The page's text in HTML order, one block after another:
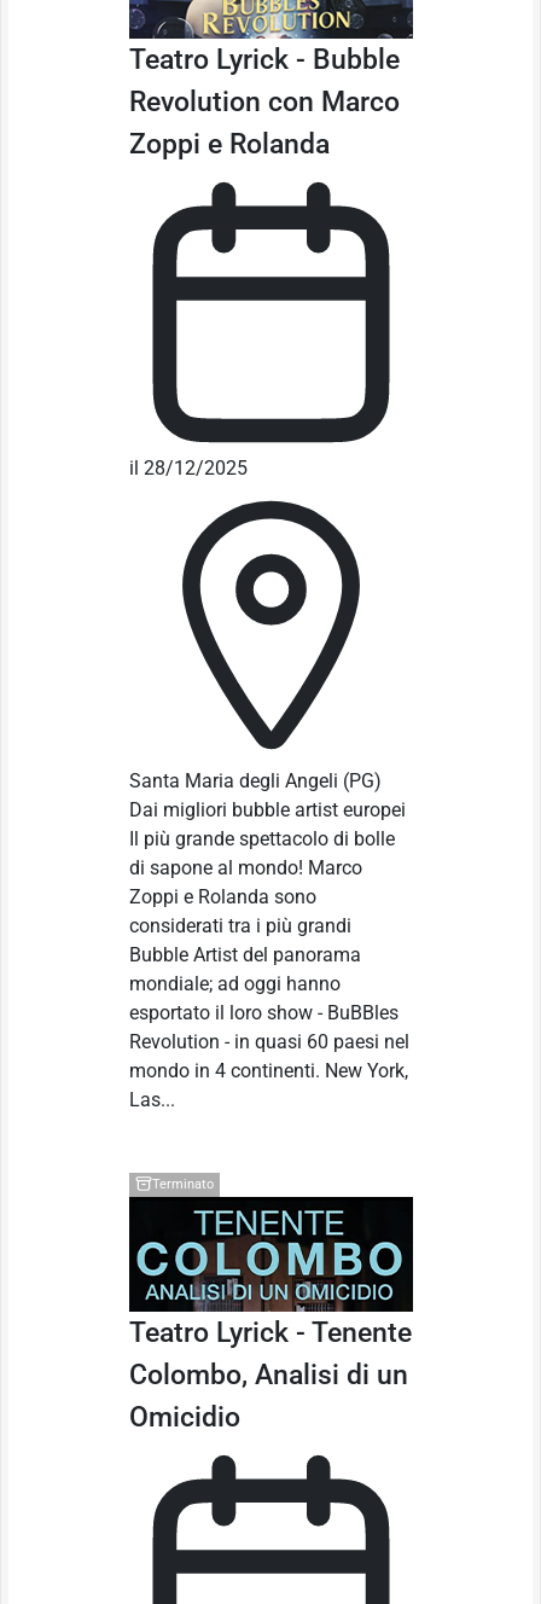
Teatro Lyrick - Bubble
Revolution con Marco
Zoppi e Rolanda
il 28/12/2025
Santa Maria degli Angeli (PG)
Dai migliori bubble artist europei
Il più grande spettacolo di bolle
di sapone al mondo! Marco
Zoppi e Rolanda sono
considerati tra i più grandi
Bubble Artist del panorama
mondiale; ad oggi hanno
esportato il loro show - BuBBles
Revolution - in quasi 60 paesi nel
mondo in 4 continenti. New York,
Las...
Terminato
Teatro Lyrick - Tenente
Colombo, Analisi di un
Omicidio